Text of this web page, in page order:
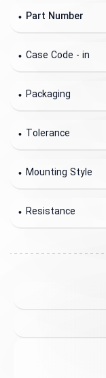
Part Number
Case Code - in
Packaging
Tolerance
Mounting Style
Resistance